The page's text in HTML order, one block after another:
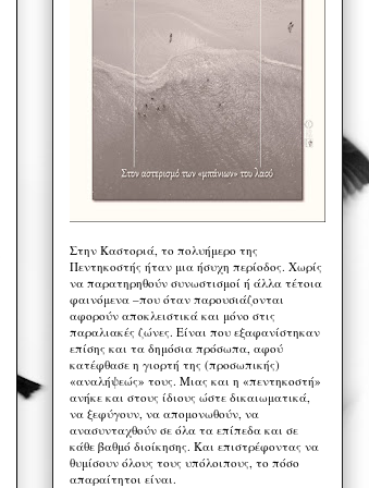
Στην Καστοριά, το πολυήμερο της
Πεντηκοστής ήταν μια ήσυχη περίοδος. Χωρίς
να παρατηρηθούν συνωστισμοί ή άλλα τέτοια
φαινόμενα –που όταν παρουσιάζονται
αφορούν αποκλειστικά και μόνο στις
παραλιακές ζώνες. Είναι που εξαφανίστηκαν
επίσης και τα δημόσια πρόσωπα, αφού
κατέφθασε η γιορτή της (προσωπικής)
«αναλήψεώς» τους. Μιας και η «πεντηκοστή»
ανήκε και στους ίδιους ώστε δικαιωματικά,
να ξεφύγουν, να απομονωθούν, να
ανασυνταχθούν σε όλα τα επίπεδα και σε
κάθε βαθμό διοίκησης. Και επιστρέφοντας να
θυμίσουν όλους τους υπόλοιπους, το πόσο
απαραίτητοι είναι.